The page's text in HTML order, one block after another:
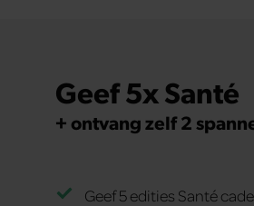
Geef 5x Santé
+ ontvang zelf 2
Geef 5 edities Santé